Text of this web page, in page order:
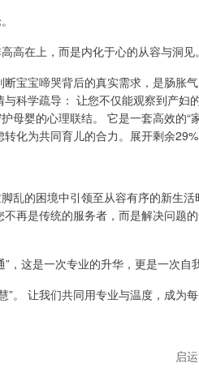
高在上，而是内化于心的从容与洞
断宝宝啼哭背后的真实需求，是肠胀
科学疏导： 让您不仅能观察到产妇
母婴的心理联结。 它是一套高效的
化为共同育儿的合力。展开剩余29%
乱的困境中引领至从容有序的新生
再是传统的服务者，而是解决问题
，这是一次专业的升华，更是一次自
。 让我们共同用专业与温度，成为
启